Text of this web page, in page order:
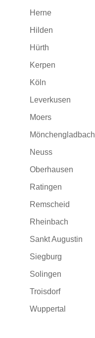
Herne
Hilden
Hürth
Kerpen
Köln
Leverkusen
Moers
Mönchengladbach
Neuss
Oberhausen
Ratingen
Remscheid
Rheinbach
Sankt Augustin
Siegburg
Solingen
Troisdorf
Wuppertal